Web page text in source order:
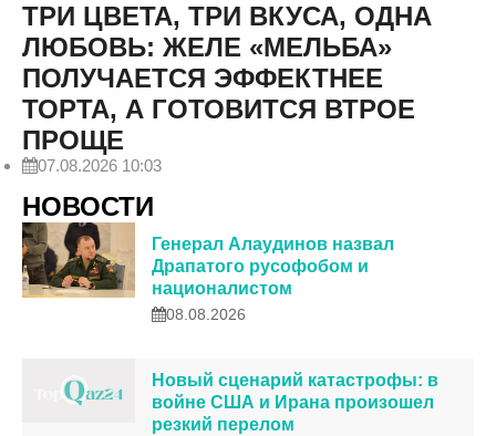
ТРИ ЦВЕТА, ТРИ ВКУСА, ОДНА
ЛЮБОВЬ: ЖЕЛЕ «МЕЛЬБА»
ПОЛУЧАЕТСЯ ЭФФЕКТНЕЕ
ТОРТА, А ГОТОВИТСЯ ВТРОЕ
ПРОЩЕ
07.08.2026 10:03
НОВОСТИ
Генерал Алаудинов назвал
Драпатого русофобом и
националистом
08.08.2026
Новый сценарий катастрофы: в
войне США и Ирана произошел
резкий перелом